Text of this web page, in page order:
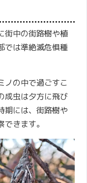
街中の街路樹や植
では準絶滅危惧種
ノの中で過ごすこ
成虫は夕方に飛び
期には、街路樹や
きます。